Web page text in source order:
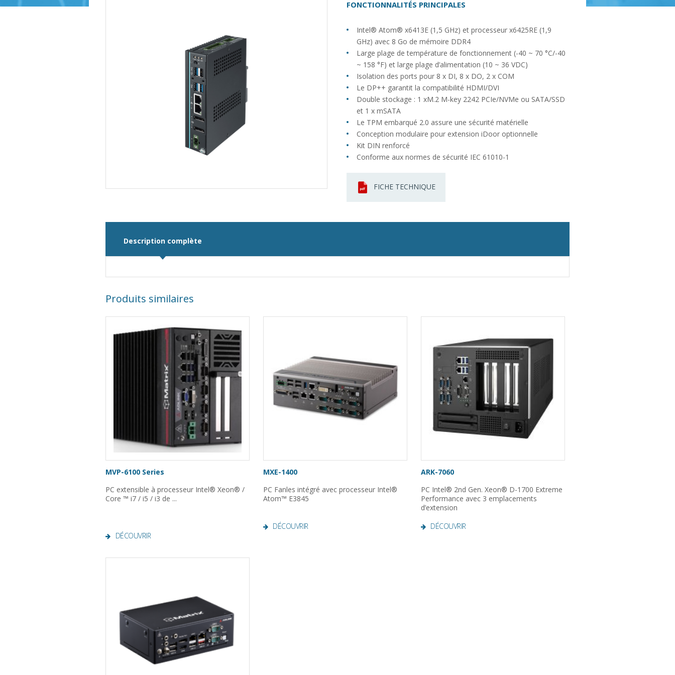
FONCTIONNALITÉS PRINCIPALES
Intel® Atom® x6413E (1,5 GHz) et processeur x6425RE (1,9
GHz) avec 8 Go de mémoire DDR4
Large plage de température de fonctionnement (-40 ~ 70 °C/-40
~ 158 °F) et large plage d’alimentation (10 ~ 36 VDC)
Isolation des ports pour 8 x DI, 8 x DO, 2 x COM
Le DP++ garantit la compatibilité HDMI/DVI
Double stockage : 1 xM.2 M-key 2242 PCIe/NVMe ou SATA/SSD
et 1 x mSATA
Le TPM embarqué 2.0 assure une sécurité matérielle
Conception modulaire pour extension iDoor optionnelle
Kit DIN renforcé
Conforme aux normes de sécurité IEC 61010-1
FICHE TECHNIQUE
Description complète
Produits similaires
MVP-6100 Series
PC extensible à processeur Intel® Xeon® /
Core ™ i7 / i5 / i3 de ...
DÉCOUVRIR
MXE-1400
PC Fanles intégré avec processeur Intel®
Atom™ E3845
DÉCOUVRIR
ARK-7060
PC Intel® 2nd Gen. Xeon® D-1700 Extreme
Performance avec 3 emplacements
d’extension
DÉCOUVRIR